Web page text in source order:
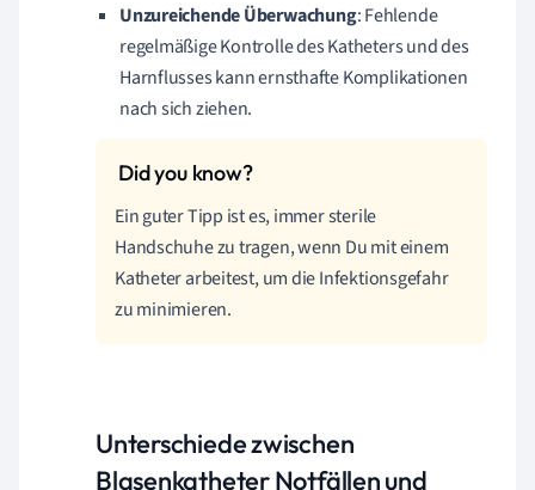
Unzureichende Überwachung: Fehlende
regelmäßige Kontrolle des Katheters und des
Harnflusses kann ernsthafte Komplikationen
nach sich ziehen.
Ein guter Tipp ist es, immer sterile
Handschuhe zu tragen, wenn Du mit einem
Katheter arbeitest, um die Infektionsgefahr
zu minimieren.
Unterschiede zwischen
Blasenkatheter Notfällen und